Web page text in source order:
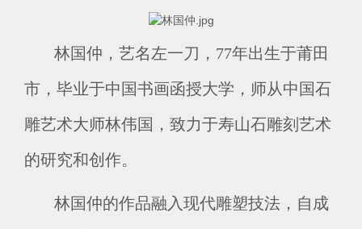
林国仲，艺名左一刀，77年出生于莆田
市，毕业于中国书画函授大学，师从中国石
雕艺术大师林伟国，致力于寿山石雕刻艺术
的研究和创作。
林国仲的作品融入现代雕塑技法，自成